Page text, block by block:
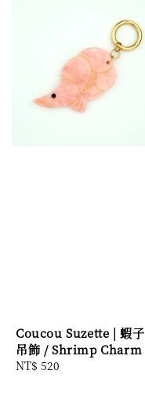
Coucou Suzette | 蝦子
吊飾 / Shrimp Charm
Regular
NT$ 520